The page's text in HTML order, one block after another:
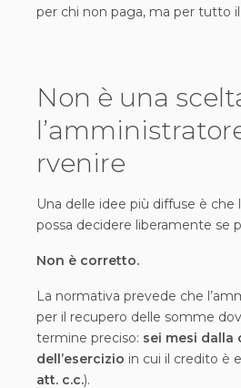
per chi non paga, ma per tutto
Non è una
rvenire
Una delle idee più diffuse è che
possa decidere liberamente se
Non è corretto.
La normativa prevede che
per il recupero delle somme
termine preciso: sei mesi dalla
dell’esercizio in cui il credito è
att. c.c.).